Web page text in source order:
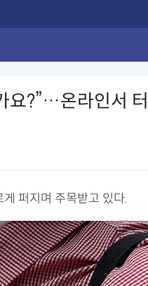
요?”…온라인서
퍼지며 주목받고 있다.